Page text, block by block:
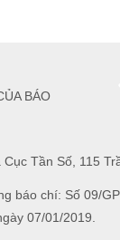
Tần Số, 115
báo chí: Số 09/
07/01/2019.
BÁO